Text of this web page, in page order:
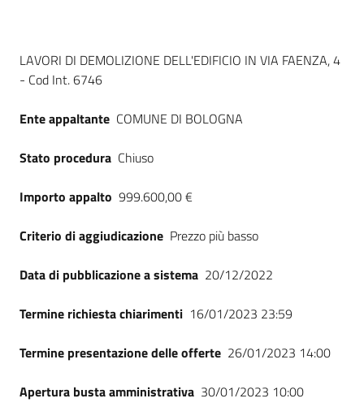
English
site
Seguici
Dati del bando
LAVORI DI DEMOLIZIONE DELL'EDIFICIO IN VIA FAENZA, 4
- Cod Int. 6746
Ente appaltante COMUNE DI BOLOGNA
Stato procedura Chiuso
Importo appalto 999.600,00 €
Criterio di aggiudicazione Prezzo più basso
Data di pubblicazione a sistema 20/12/2022
Termine richiesta chiarimenti 16/01/2023 23:59
Termine presentazione delle offerte 26/01/2023 14:00
Apertura busta amministrativa 30/01/2023 10:00